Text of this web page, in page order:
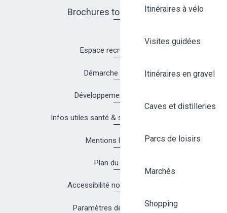
Itinéraires à vélo
Visites guidées
Itinéraires en gravel
Caves et distilleries
Parcs de loisirs
Marchés
Shopping
Brochures touristiques
Espace recrutement
Démarche Qualité
Développement durable
Infos utiles santé & sécurité à Angers
Mentions légales
Plan du site
Accessibilité non conforme
Paramètres des cookies